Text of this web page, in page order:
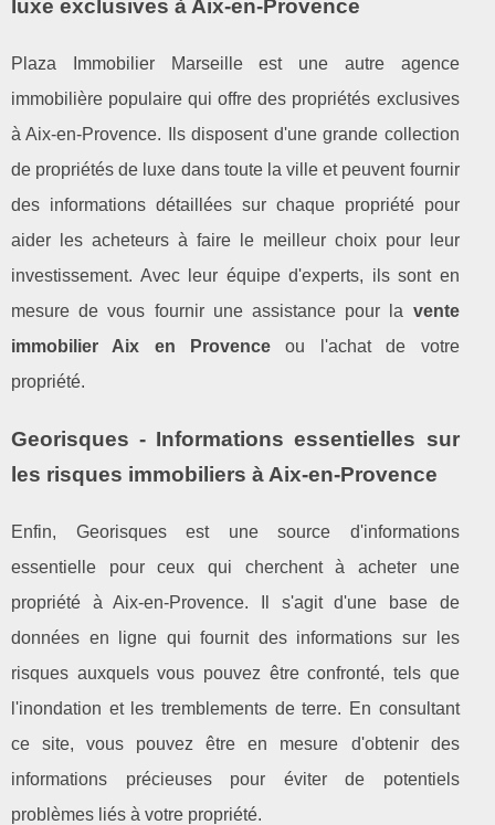
luxe exclusives à Aix-en-Provence
Plaza Immobilier Marseille est une autre agence
immobilière populaire qui offre des propriétés exclusives
à Aix-en-Provence. Ils disposent d'une grande collection
de propriétés de luxe dans toute la ville et peuvent fournir
des informations détaillées sur chaque propriété pour
aider les acheteurs à faire le meilleur choix pour leur
investissement. Avec leur équipe d'experts, ils sont en
mesure de vous fournir une assistance pour la vente
immobilier Aix en Provenceou l'achat de votre
propriété.
Georisques - Informations essentielles sur
les risques immobiliers à Aix-en-Provence
Enfin, Georisques est une source d'informations
essentielle pour ceux qui cherchent à acheter une
propriété à Aix-en-Provence. Il s'agit d'une base de
données en ligne qui fournit des informations sur les
risques auxquels vous pouvez être confronté, tels que
l'inondation et les tremblements de terre. En consultant
ce site, vous pouvez être en mesure d'obtenir des
informations précieuses pour éviter de potentiels
problèmes liés à votre propriété.